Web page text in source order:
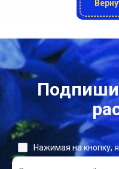
Нажимая на кнопку,